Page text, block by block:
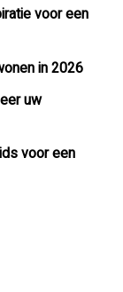
voor een
in 2026
uw
voor een